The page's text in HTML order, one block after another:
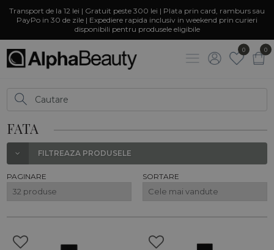
Transport de la 12 lei | Gratuit peste 300 lei | Plata prin card, ramburs sau
PayPo in 30 de zile | Expediere rapida inclusiv in weekend prin curieri
disponibili pentru produsele eligibile
0 0
FATA
FILTREAZA PRODUSELE
PAGINARE SORTARE